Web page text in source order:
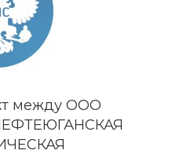
между ООО